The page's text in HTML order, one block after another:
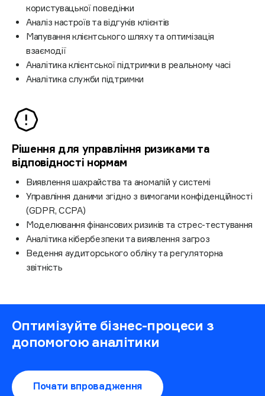
користувацької поведінки
Аналіз настроїв та відгуків клієнтів
Мапування клієнтського шляху та оптимізація
взаємодії
Аналітика клієнтської підтримки в реальному часі
Аналітика служби підтримки
Рішення для управління ризиками та
відповідності нормам
Виявлення шахрайства та аномалій у системі
Управління даними згідно з вимогами конфіденційності
(GDPR, CCPA)
Моделювання фінансових ризиків та стрес-тестування
Аналітика кібербезпеки та виявлення загроз
Ведення аудиторського обліку та регуляторна
звітність
Оптимізуйте бізнес-процеси з
допомогою аналітики
Почати впровадження